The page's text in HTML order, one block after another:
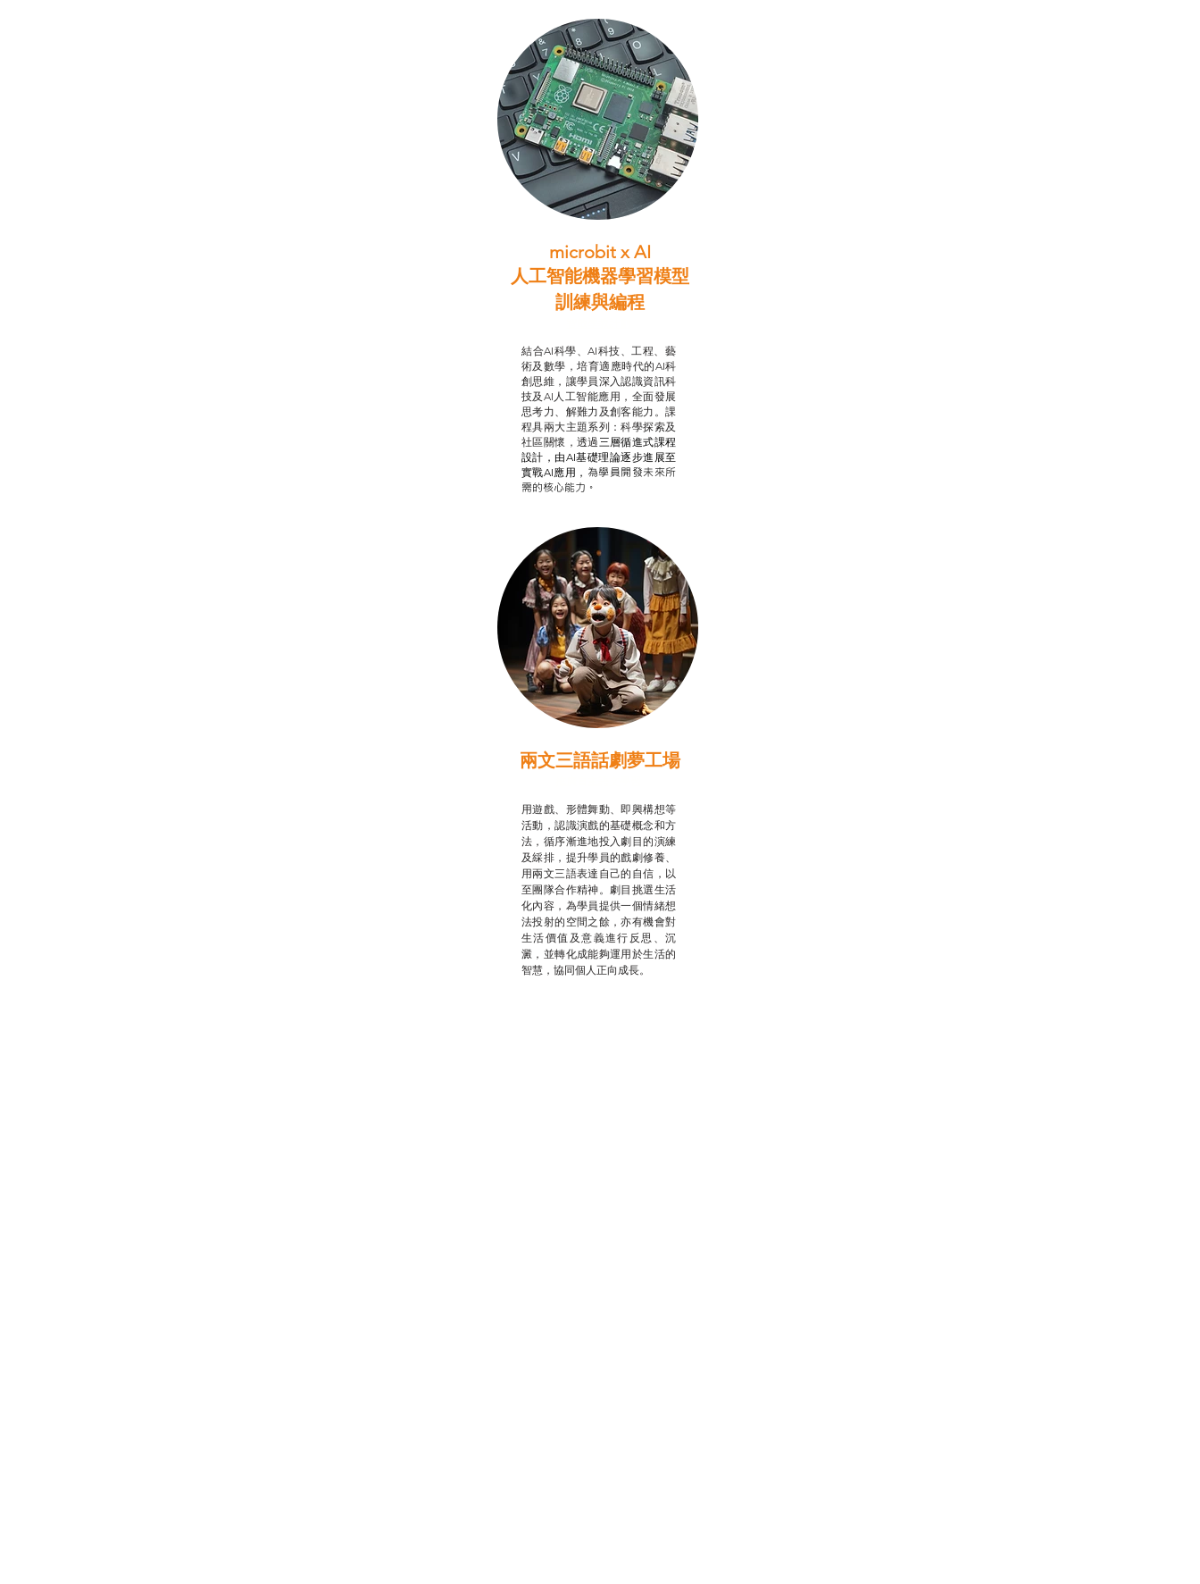
microbit x AI
人工智能機器學習模型
訓練與編程
結合AI科學、AI科技、工程、藝
術及數學，培育適應時代的AI科
創思維，讓學員深入認識資訊科
技及AI人工智能應用，全面發展
思考力、解難力及創客能力。課
程具兩大主題系列：科學探索及
社區關懷，透過 三層循進式課程
設計， 由AI基礎理論逐步進展至
實戰AI應用， 為學員開發未來所
需的核心能力。
兩文三語話劇夢工場
用遊戲、形體舞動、即興構想等
活動，認識演戲的基礎概念和方
法，循序漸進地投入劇目的演練
及綵排，提升學員的戲劇修養、
用兩文三語表達自己的自信，以
至團隊合作精神。劇目挑選生活
化內容，為學員提供一個情緒想
法投射的空間之餘，亦有機會對
生活價值及意義進行反思、沉
澱，並轉化成能夠運用於生活的
智慧，協同個人正向成長。